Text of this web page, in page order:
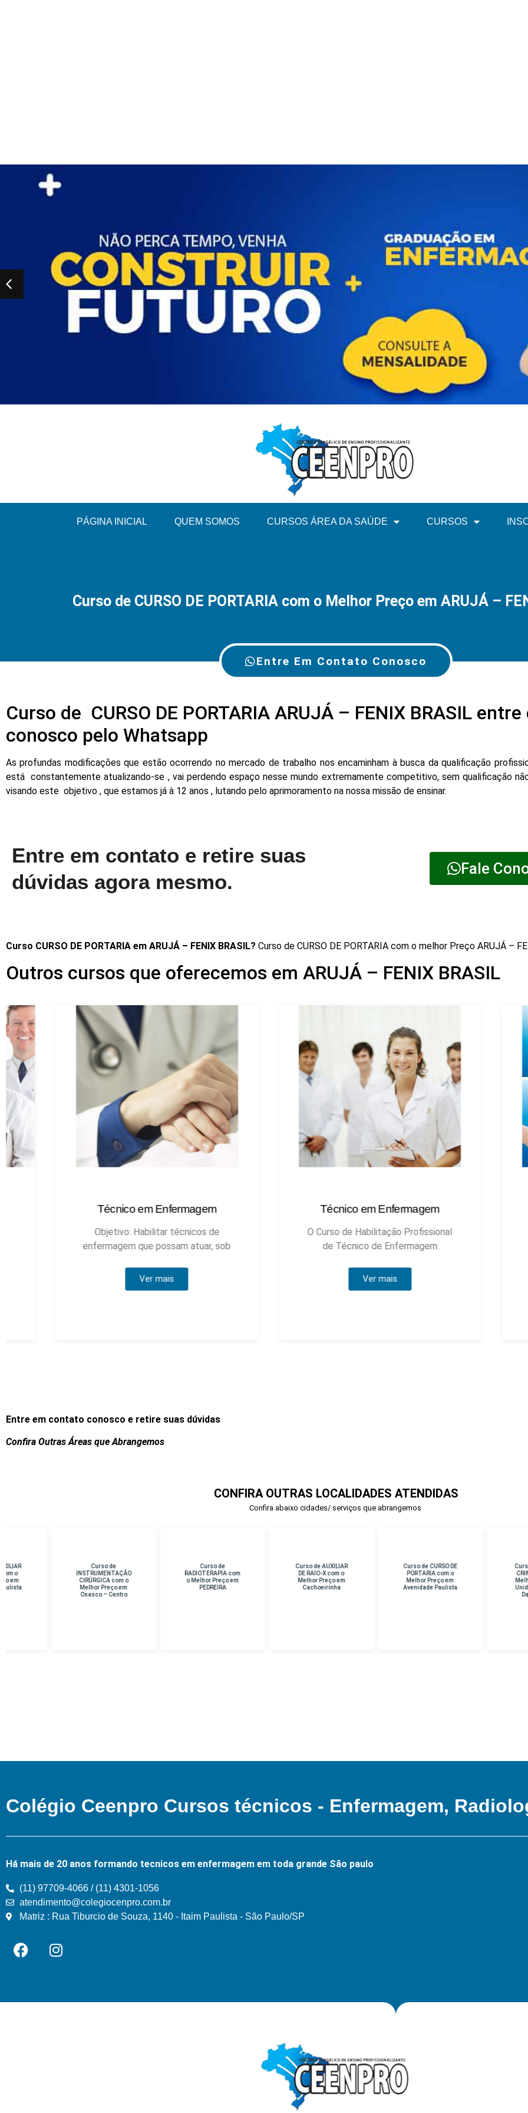
PÁGINA INICIAL QUEM SOMOS CURSOS ÁREA DA SAÚDE CURSOS
Curso de CURSO DE PORTARIA com o Melhor Preço em ARUJÁ –
Entre Em Contato Conosco
Curso de CURSO DE PORTARIA ARUJÁ – FENIX BRASIL
conosco pelo Whatsapp
As profundas modificações que estão ocorrendo no mercado de trabalho nos encaminham à busca da qualificação
está constantemente atualizando-se , vai perdendo espaço nesse mundo extremamente competitivo, sem qualificação
visando este objetivo , que estamos já à 12 anos , lutando pelo aprimoramento na nossa missão de ensinar.
Entre em contato e retire suas
dúvidas agora mesmo.
Fale
Curso CURSO DE PORTARIA em ARUJÁ – FENIX BRASIL? Curso de CURSO DE PORTARIA com o melhor Preço ARUJÁ –
Outros cursos que oferecemos em ARUJÁ – FENIX BRASIL
Técnico em Enfermagem
Objetivo: Habilitar técnicos de
enfermagem que possam atuar, sob
Técnico em Enfermagem
O Curso de Habilitação Profissional
de Técnico de Enfermagem
Entre em contato conosco e retire suas dúvidas
Confira Outras Áreas que Abrangemos
CONFIRA OUTRAS LOCALIDADES ATENDIDAS
Confira abaixo cidades/ serviços que abrangemos
INSTRUMENTAÇÃO
CIRÚRGICA com o
Melhor Preço em
Osasco – Centro
RADIOTERAPIA com
o Melhor Preço em
Curso de AUXILIAR
DE RAIO-X com o
Melhor Preço em
Curso de CURSO DE
PORTARIA com o
Melhor Preço em
Avenidade Paulista
Curso de PERICIA
CRIMINAL com o
Melhor Preço em
Unidade Hospital
Colégio Ceenpro Cursos técnicos - Enfermagem,
Há mais de 20 anos formando tecnicos em enfermagem em toda grande São paulo
(11) 97709-4066 / (11) 4301-1056
atendimento@colegiocenpro.com.br
Matriz : Rua Tiburcio de Souza, 1140 - Itaim Paulista - São Paulo/SP